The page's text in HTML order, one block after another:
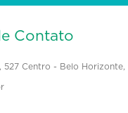
Contato
527 Centro - Belo Horizonte,